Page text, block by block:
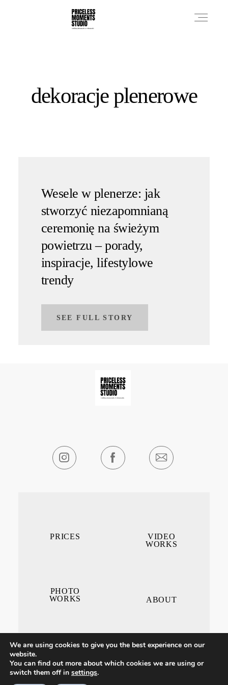
dekoracje plenerowe
Wesele w plenerze: jak
stworzyć niezapomnianą
ceremonię na świeżym
powietrzu – porady,
inspiracje, lifestylowe
trendy
SEE FULL STORY
VIDEO
WORKS
ABOUT
PRICES
PHOTO
WORKS
CONTACT ME
We are using cookies to give you the best experience on our
website.
You can find out more about which cookies we are using or
switch them off in settings.
PHOTO WORKS